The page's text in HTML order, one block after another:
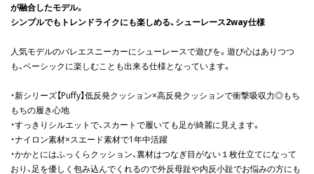
が融合したモデル。
シンプルでもトレンドライクにも楽しめる、シューレース2way仕様
人気モデルのバレエスニーカーにシューレースで遊びを。遊び心はありつつ
も、ベーシックに楽しむことも出来る仕様となっています。
・新シリーズ【Puffy】低反発クッション×高反発クッションで衝撃吸収力◎もち
もちの履き心地
・すっきりシルエットで、スカートで履いても足が綺麗に見えます。
・ナイロン素材×スエード素材で1年中活躍
・かかとにはふっくらクッション、裏材はつなぎ目がない１枚仕立てになって
おり、足を優しく包み込んでくれるので外反母趾や内反小趾でお悩みの方にも